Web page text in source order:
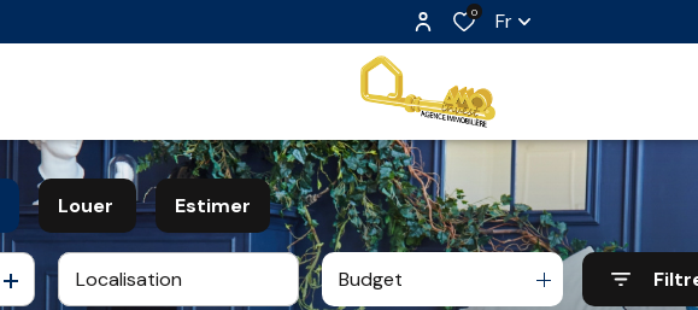
0 Fr
Louer
à l'année
Estimer
Budget